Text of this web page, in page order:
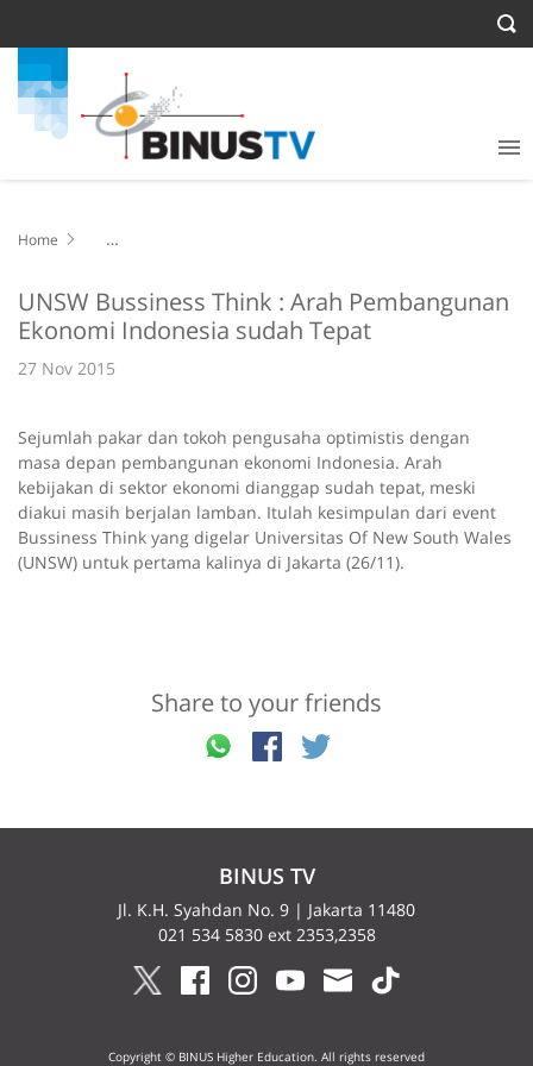
Home
UNSW Bussiness Think : Arah Pembangunan
Ekonomi Indonesia sudah Tepat
27 Nov 2015
Sejumlah pakar dan tokoh pengusaha optimistis dengan
masa depan pembangunan ekonomi Indonesia. Arah
kebijakan di sektor ekonomi dianggap sudah tepat, meski
diakui masih berjalan lamban. Itulah kesimpulan dari event
Bussiness Think yang digelar Universitas Of New South Wales
(UNSW) untuk pertama kalinya di Jakarta (26/11).
Share to your friends
BINUS TV
Jl. K.H. Syahdan No. 9 | Jakarta 11480
021 534 5830 ext 2353,2358
Copyright © BINUS Higher Education. All rights reserved